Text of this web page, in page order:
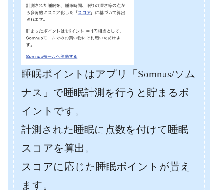
睡眠ポイントはアプリ「Somnus/ソム
ナス」で睡眠計測を行うと貯まるポ
イントです。
計測された睡眠に点数を付けて睡眠
スコアを算出。
スコアに応じた睡眠ポイントが貰え
ます。